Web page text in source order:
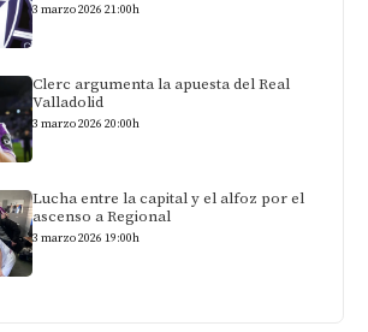
3 marzo 2026 21:00h
Clerc argumenta la apuesta del Real
Valladolid
3 marzo 2026 20:00h
Lucha entre la capital y el alfoz por el
ascenso a Regional
3 marzo 2026 19:00h